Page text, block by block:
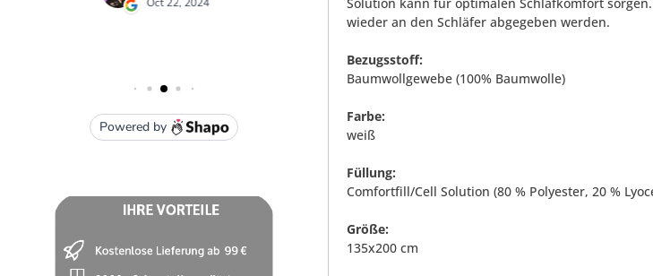
wieder an den Schläfer abgegeben werden.
Bezugsstoff:
Baumwollgewebe (100% Baumwolle)
Farbe:
weiß
Füllung:
Comfortfill/Cell Solution (80 % Polyester, 20 %
Größe:
135x200 cm